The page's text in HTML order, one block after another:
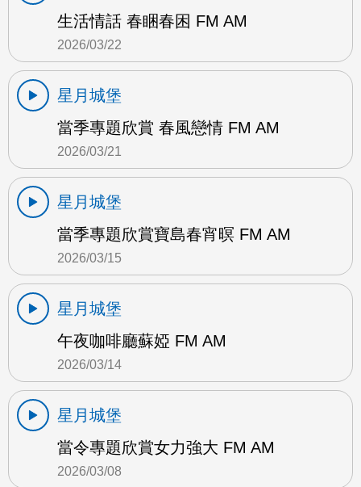
生活情話 春睏春困 FM AM
2026/03/22
星月城堡
當季專題欣賞 春風戀情 FM AM
2026/03/21
星月城堡
當季專題欣賞寶島春宵暝 FM AM
2026/03/15
星月城堡
午夜咖啡廳蘇婭 FM AM
2026/03/14
星月城堡
當令專題欣賞女力強大 FM AM
2026/03/08